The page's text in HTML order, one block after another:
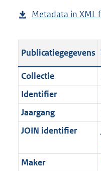
p
b
i
c
a
t
i
i
g
o
t
t
e
:
o
b
Metadata in XML
Publicatiegegevens
Collectie
Identifier
Jaargang
JOIN identifier
Maker